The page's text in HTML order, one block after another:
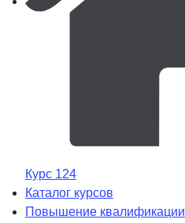
Курс 124
Каталог курсов
Повышение квалификации